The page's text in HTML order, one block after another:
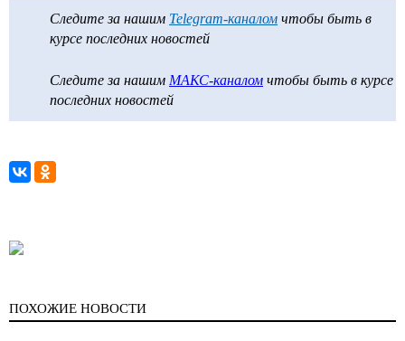
Следите за нашим Telegram-каналом чтобы быть в
курсе последних новостей
Следите за нашим МАКС-каналом чтобы быть в курсе
последних новостей
ПОХОЖИЕ НОВОСТИ